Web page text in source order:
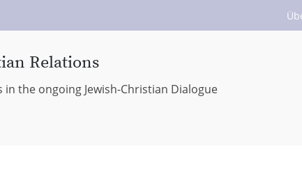
Relations
in the ongoing Jewish-Christian Dialogue